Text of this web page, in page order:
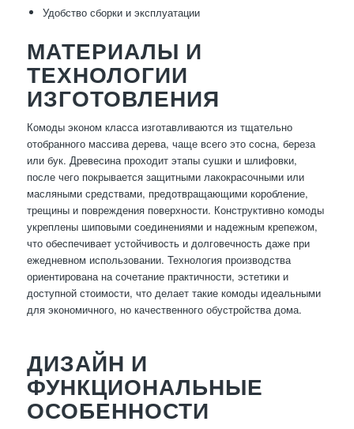
Удобство сборки и эксплуатации
МАТЕРИАЛЫ И
ТЕХНОЛОГИИ
ИЗГОТОВЛЕНИЯ
Комоды эконом класса изготавливаются из тщательно
отобранного массива дерева, чаще всего это сосна, береза
или бук. Древесина проходит этапы сушки и шлифовки,
после чего покрывается защитными лакокрасочными или
масляными средствами, предотвращающими коробление,
трещины и повреждения поверхности. Конструктивно комоды
укреплены шиповыми соединениями и надежным крепежом,
что обеспечивает устойчивость и долговечность даже при
ежедневном использовании. Технология производства
ориентирована на сочетание практичности, эстетики и
доступной стоимости, что делает такие комоды идеальными
для экономичного, но качественного обустройства дома.
ДИЗАЙН И
ФУНКЦИОНАЛЬНЫЕ
ОСОБЕННОСТИ